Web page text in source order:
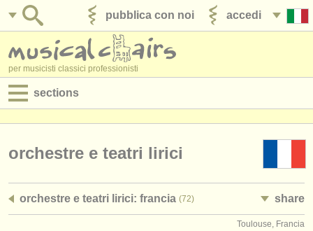
accedi
pubblica con noi
per musicisti classici professionisti
sections
jobs - amministrazione
orchestre e teatri lirici
orchestre e teatri lirici: francia (72) share
Toulouse, Francia